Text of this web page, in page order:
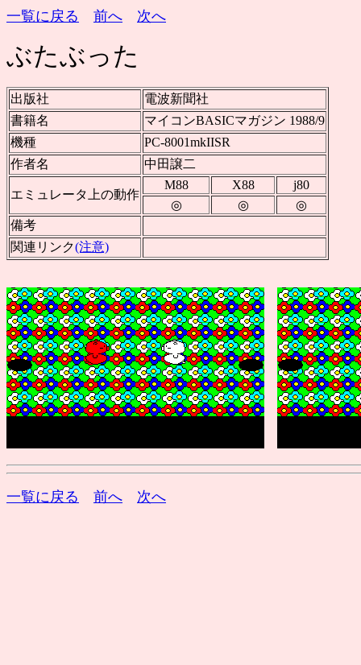
一覧に戻る 前へ 次へ
ぶたぶった
出版社
電波新聞社
書籍名
マイコンBASICマガジン 1988/9
機種
PC-8001mkIISR
作者名
中田譲二
エミュレータ上の動作
M88 X88
j80
◎
◎
◎
備考
関連リンク(注意)
一覧に戻る 前へ 次へ